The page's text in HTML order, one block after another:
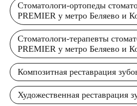
Стоматологи-ортопеды
PREMIER у метро Беляево и
Стоматологи-терапевты
PREMIER у метро Беляево и
Композитная реставрация
Художественная реставрация